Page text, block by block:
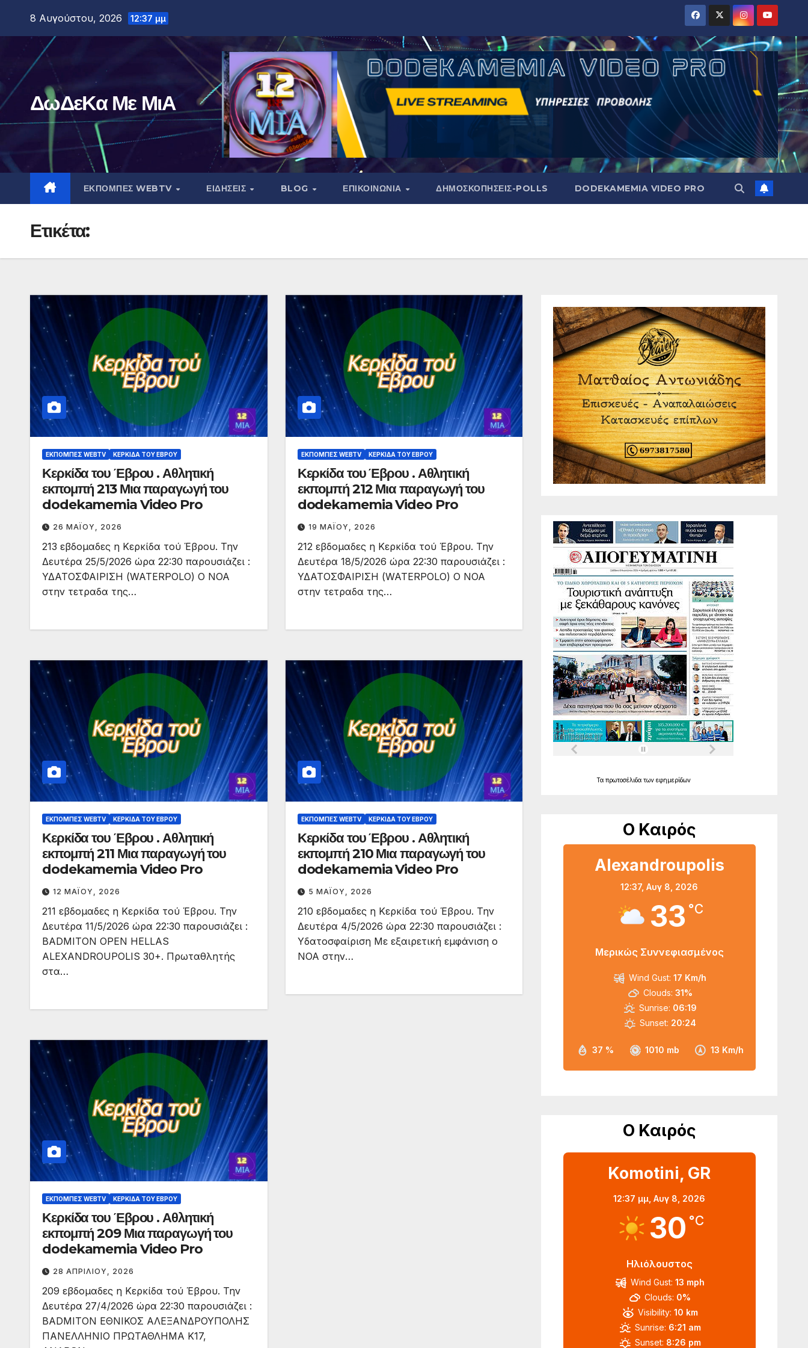
περιεχόμενο
8 Αυγούστου, 2026 12:37 μμ
ΔωΔεΚα Με ΜιΑ
ΕΚΠΟΜΠΕΣ WEBTV ΕΙΔΗΣΕΙΣ BLOG ΕΠΙΚΟΙΝΩΝΙΑ ΔΗΜΟΣΚΟΠΉΣΕΙΣ-POLLS DODEKAMEMIA VIDEO PRO
Ετικέτα:
ΕΚΠΟΜΠΈΣ WEBTV ΚΕΡΚΊΔΑ ΤΟΥ ΈΒΡΟΥ
Κερκίδα του Έβρου . Αθλητική
εκπομπή 213 Μια παραγωγή του
dodekamemia Video Pro
26 ΜΑΪ́ΟΥ, 2026
213 εβδομαδες η Κερκίδα τού Έβρου. Την
Δευτέρα 25/5/2026 ώρα 22:30 παρουσιάζει :
ΥΔΑΤΟΣΦΑΙΡΙΣΗ (WATERPOLO) Ο ΝΟΑ
στην τετραδα της…
ΕΚΠΟΜΠΈΣ WEBTV ΚΕΡΚΊΔΑ ΤΟΥ ΈΒΡΟΥ
Κερκίδα του Έβρου . Αθλητική
εκπομπή 212 Μια παραγωγή του
dodekamemia Video Pro
19 ΜΑΪ́ΟΥ, 2026
212 εβδομαδες η Κερκίδα τού Έβρου. Την
Δευτέρα 18/5/2026 ώρα 22:30 παρουσιάζει :
ΥΔΑΤΟΣΦΑΙΡΙΣΗ (WATERPOLO) Ο ΝΟΑ
στην τετραδα της…
ΕΚΠΟΜΠΈΣ WEBTV ΚΕΡΚΊΔΑ ΤΟΥ ΈΒΡΟΥ
Κερκίδα του Έβρου . Αθλητική
εκπομπή 211 Μια παραγωγή του
dodekamemia Video Pro
12 ΜΑΪ́ΟΥ, 2026
211 εβδομαδες η Κερκίδα τού Έβρου. Την
Δευτέρα 11/5/2026 ώρα 22:30 παρουσιάζει :
BADMITON OPEN HELLAS
ALEXANDROUPOLIS 30+. Πρωταθλητής
στα…
ΕΚΠΟΜΠΈΣ WEBTV ΚΕΡΚΊΔΑ ΤΟΥ ΈΒΡΟΥ
Κερκίδα του Έβρου . Αθλητική
εκπομπή 210 Μια παραγωγή του
dodekamemia Video Pro
5 ΜΑΪ́ΟΥ, 2026
210 εβδομαδες η Κερκίδα τού Έβρου. Την
Δευτέρα 4/5/2026 ώρα 22:30 παρουσιάζει :
Υδατοσφαίριση Με εξαιρετική εμφάνιση ο
ΝΟΑ στην…
ΕΚΠΟΜΠΈΣ WEBTV ΚΕΡΚΊΔΑ ΤΟΥ ΈΒΡΟΥ
Κερκίδα του Έβρου . Αθλητική
εκπομπή 209 Μια παραγωγή του
dodekamemia Video Pro
28 ΑΠΡΙΛΊΟΥ, 2026
209 εβδομαδες η Κερκίδα τού Έβρου. Την
Δευτέρα 27/4/2026 ώρα 22:30 παρουσιάζει :
BADMITON ΕΘΝΙΚΟΣ ΑΛΕΞΑΝΔΡΟΥΠΟΛΗΣ
ΠΑΝΕΛΛΗΝΙΟ ΠΡΩΤΑΘΛΗΜΑ Κ17,
Τα πρωτοσέλιδα των εφημερίδων
Ο Καιρός
Alexandroupolis
12:37,Αυγ 8, 2026
33 °C
Μερικώς Συννεφιασμένος
37 % 1010 mb 13 Km/h
Wind Gust: 17 Km/h
Clouds: 31%
Sunrise: 06:19
Sunset: 20:24
Ο Καιρός
Komotini, GR
12:37 μμ,Αυγ 8, 2026
30 °C
Ηλιόλουστος
Wind Gust: 13 mph
Clouds: 0%
Visibility: 10 km
Sunrise: 6:21 am
Sunset: 8:26 pm